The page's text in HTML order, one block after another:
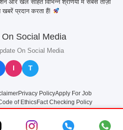
और खेल सहित विभिन्न श्रेणियों में सबसे ताज़ा
खबरें प्रदान करता हैं!
Social Media
On Social Media
I T
Privacy PolicyApply For Job
of EthicsFact Checking Policy
All rights reserved